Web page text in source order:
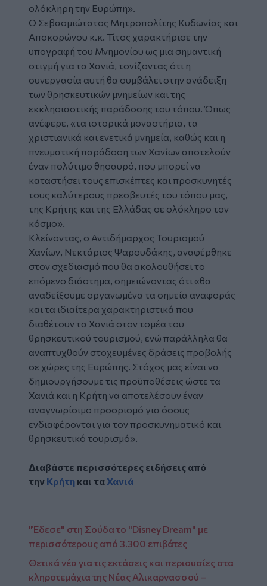
ολόκληρη την Ευρώπη».
Ο Σεβασμιώτατος Μητροπολίτης Κυδωνίας και
Αποκορώνου κ.κ. Τίτος χαρακτήρισε την
υπογραφή του Μνημονίου ως μια σημαντική
στιγμή για τα Χανιά, τονίζοντας ότι η
συνεργασία αυτή θα συμβάλει στην ανάδειξη
των θρησκευτικών μνημείων και της
εκκλησιαστικής παράδοσης του τόπου. Όπως
ανέφερε, «τα ιστορικά μοναστήρια, τα
χριστιανικά και ενετικά μνημεία, καθώς και η
πνευματική παράδοση των Χανίων αποτελούν
έναν πολύτιμο θησαυρό, που μπορεί να
καταστήσει τους επισκέπτες και προσκυνητές
τους καλύτερους πρεσβευτές του τόπου μας,
της Κρήτης και της Ελλάδας σε ολόκληρο τον
κόσμο».
Κλείνοντας, ο Αντιδήμαρχος Τουρισμού
Χανίων, Νεκτάριος Ψαρουδάκης, αναφέρθηκε
στον σχεδιασμό που θα ακολουθήσει το
επόμενο διάστημα, σημειώνοντας ότι «θα
αναδείξουμε οργανωμένα τα σημεία αναφοράς
και τα ιδιαίτερα χαρακτηριστικά που
διαθέτουν τα Χανιά στον τομέα του
θρησκευτικού τουρισμού, ενώ παράλληλα θα
αναπτυχθούν στοχευμένες δράσεις προβολής
σε χώρες της Ευρώπης. Στόχος μας είναι να
δημιουργήσουμε τις προϋποθέσεις ώστε τα
Χανιά και η Κρήτη να αποτελέσουν έναν
αναγνωρίσιμο προορισμό για όσους
ενδιαφέρονται για τον προσκυνηματικό και
θρησκευτικό τουρισμό».
Διαβάστε περισσότερες ειδήσεις από
την Κρήτη και τα Χανιά
"Έδεσε" στη Σούδα το "Disney Dream" με
περισσότερους από 3.300 επιβάτες
Θετικά νέα για τις εκτάσεις και περιουσίες στα
κληροτεμάχια της Νέας Αλικαρνασσού –